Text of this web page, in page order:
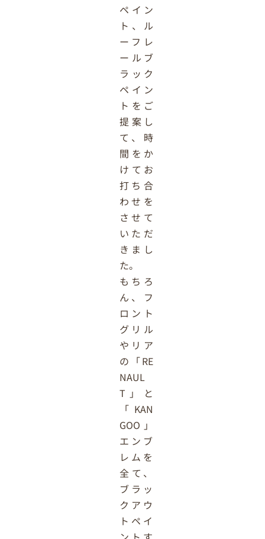
ペイン
ト、ル
ーフレ
ールブ
ラック
ペイン
トをご
提案し
て、時
間をか
けてお
打ち合
わせを
させて
いただ
きまし
た。
もちろ
ん、フ
ロント
グリル
やリア
の「RE
NAUL
T 」と
「 KAN
GOO 」
エンブ
レムを
全て、
ブラッ
クアウ
トペイ